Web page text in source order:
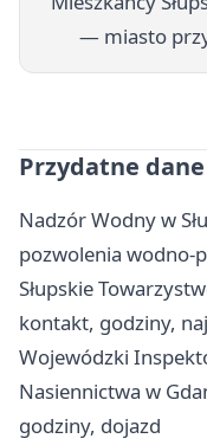
— miasto
Przydatne
Nadzór Wodny w
pozwolenia wodno-
Słupskie
kontakt, godziny,
Wojewódzki
Nasiennictwa w
godziny, dojazd